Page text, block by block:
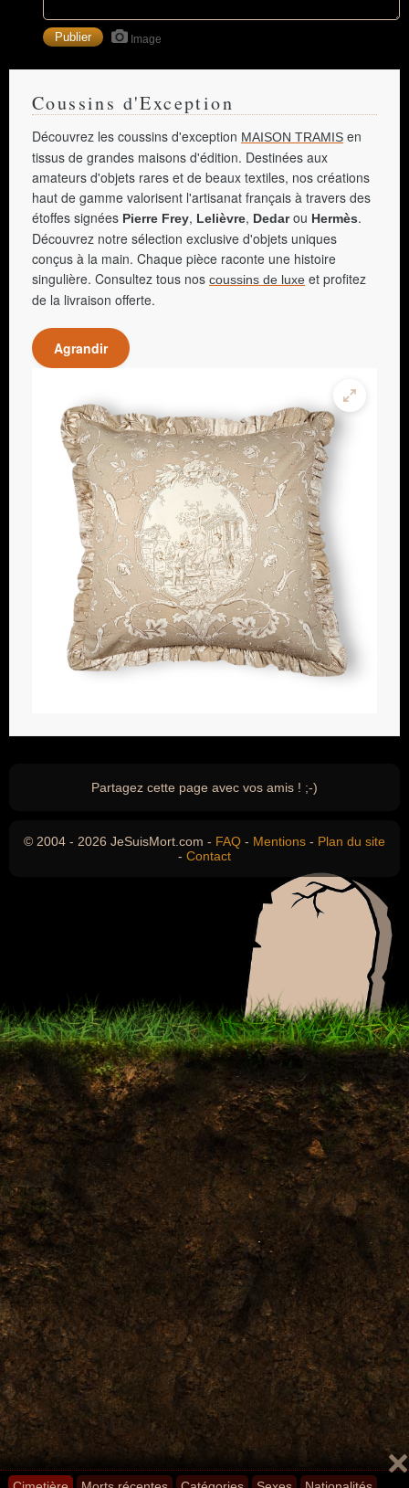
Image
Coussins d'Exception
Découvrez les coussins d'exception MAISON TRAMIS en
tissus de grandes maisons d'édition. Destinées aux
amateurs d'objets rares et de beaux textiles, nos créations
haut de gamme valorisent l'artisanat français à travers des
étoffes signées Pierre Frey, Lelièvre, Dedarou Hermès.
Découvrez notre sélection exclusive d'objets uniques
conçus à la main. Chaque pièce raconte une histoire
singulière. Consultez tous nos coussins de luxe et profitez
de la livraison offerte.
Agrandir
Partagez cette page avec vos amis ! ;-)
© 2004 - 2026 JeSuisMort.com - FAQ - Mentions - Plan du site
- Contact